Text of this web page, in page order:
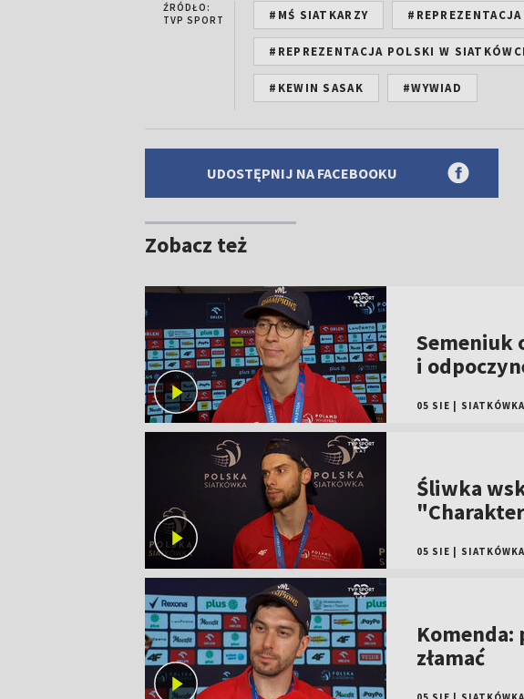
ŹRÓDŁO:
TVP SPORT
#MŚ SIATKARZY
#REPREZENTACJA POLSKI W
#KEWIN SASAK #WYWIAD
UDOSTĘPNIJ NA FACEBOOKU
Zobacz też
Semeniuk
i
05 SIE SIATKÓWKA
Śliwka
05 SIE SIATKÓWKA
Komenda:
złamać